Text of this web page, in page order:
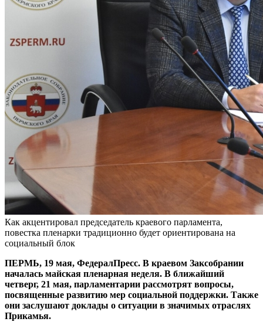
Как акцентировал председатель краевого парламента,
повестка пленарки традиционно будет ориентирована на
социальный блок
ПЕРМЬ, 19 мая, ФедералПресс. В краевом Заксобрании
началась майская пленарная неделя. В ближайший
четверг, 21 мая, парламентарии рассмотрят вопросы,
посвященные развитию мер социальной поддержки. Также
они заслушают доклады о ситуации в значимых отраслях
Прикамья.